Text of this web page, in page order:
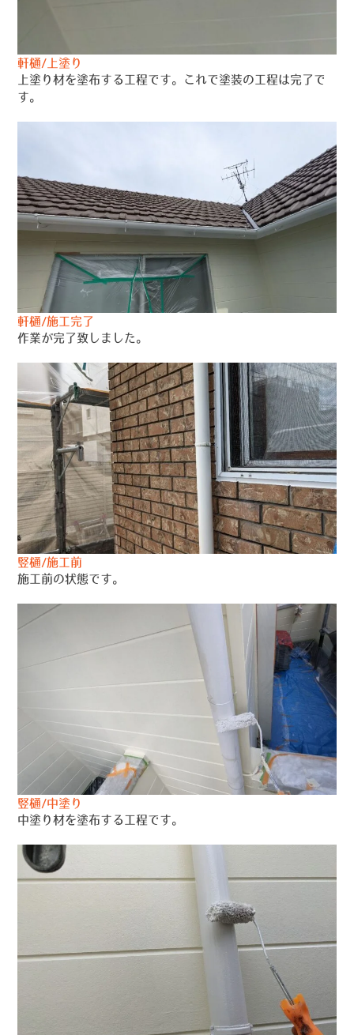
軒樋/上塗り
上塗り材を塗布する工程です。これで塗装の工程は完了で
す。
軒樋/施工完了
作業が完了致しました。
竪樋/施工前
施工前の状態です。
竪樋/中塗り
中塗り材を塗布する工程です。